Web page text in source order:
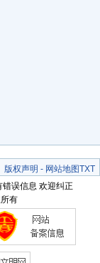
版权声明 - 网站地图TXT
误信息 欢迎纠正
有